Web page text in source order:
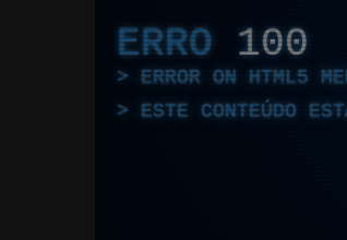
ERRO 100
ERROR ON HTML5
ESTE CONTEÚDO